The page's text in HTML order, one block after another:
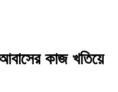
কাজ খতিয়ে